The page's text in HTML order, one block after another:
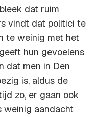
dat ruim
vindt dat politici te
te weinig met het
hun gevoelens
dat men in Den
is, aldus de
zo, er gaan ook
weinig aandacht